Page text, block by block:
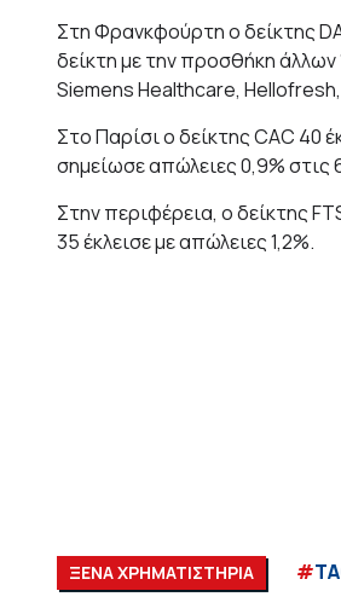
Στη Φρανκφούρτη ο δείκτης
δείκτη με την προσθήκη άλλων
Siemens Healthcare,
Στο Παρίσι ο δείκτης CAC 40
σημείωσε απώλειες 0,9% στις
Στην περιφέρεια, ο δείκτης
35 έκλεισε με απώλειες 1,2%.
ΞΕΝΑ ΧΡΗΜΑΤΙΣΤΗΡΙΑ #